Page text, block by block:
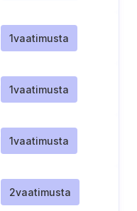
1vaatimusta
1vaatimusta
1vaatimusta
2vaatimusta